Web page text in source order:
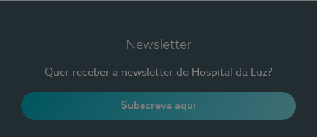
Newsletter
Quer receber a newsletter do Hospital da Luz?
Subscreva aqui